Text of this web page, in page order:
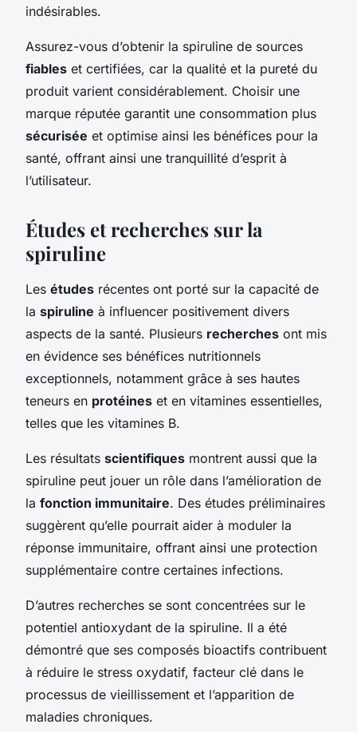
indésirables.
Assurez-vous d’obtenir la spiruline de sources
fiables et certifiées, car la qualité et la pureté du
produit varient considérablement. Choisir une
marque réputée garantit une consommation plus
sécurisée et optimise ainsi les bénéfices pour la
santé, offrant ainsi une tranquillité d’esprit à
l’utilisateur.
Études et recherches sur la
spiruline
Les études récentes ont porté sur la capacité de
la spiruline à influencer positivement divers
aspects de la santé. Plusieurs recherches ont mis
en évidence ses bénéfices nutritionnels
exceptionnels, notamment grâce à ses hautes
teneurs en protéines et en vitamines essentielles,
telles que les vitamines B.
Les résultats scientifiques montrent aussi que la
spiruline peut jouer un rôle dans l’amélioration de
la fonction immunitaire. Des études préliminaires
suggèrent qu’elle pourrait aider à moduler la
réponse immunitaire, offrant ainsi une protection
supplémentaire contre certaines infections.
D’autres recherches se sont concentrées sur le
potentiel antioxydant de la spiruline. Il a été
démontré que ses composés bioactifs contribuent
à réduire le stress oxydatif, facteur clé dans le
processus de vieillissement et l’apparition de
maladies chroniques.